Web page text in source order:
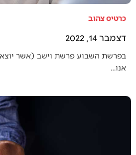
כרטיס צהוב
דצמבר 14, 2022
בפרשת השבוע פרשת וישב (אשר
אנו…